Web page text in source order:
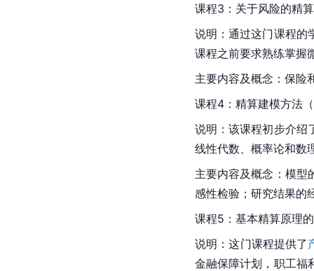
课程3：关于风险的精
说明：通过这门课程的
课程之前要求熟练掌握
主要内容及概念：保险
课程4：精算建模方法
说明：该课程初步介绍
线性代数、概率论和数
主要内容及概念：模型
感性检验；研究结果的
课程5：基本精算原理
说明：这门课程提供了
金融保障计划，职工福